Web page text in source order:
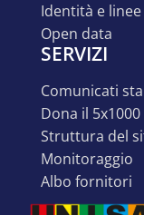
identità e
open data
SERVIZI
comunicati
dona il 5x1000
struttura del
monitoraggio
albo fornitori